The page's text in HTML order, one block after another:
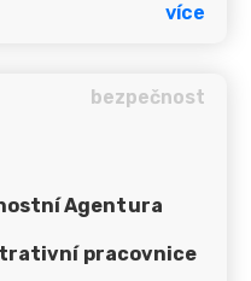
více
bezpečnost
Agentura
pracovnice